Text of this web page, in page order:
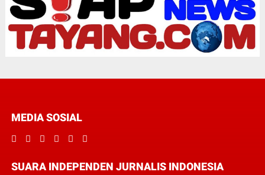
MEDIA SOSIAL
SUARA INDEPENDEN JURNALIS INDONESIA